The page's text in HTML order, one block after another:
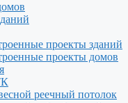
проекты зданий
проекты домов
реечный потолок